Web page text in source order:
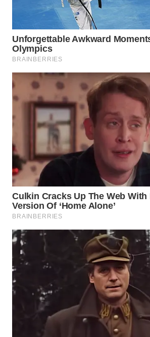
Seu encanto vem da combinação
rara, sabor marcante e ligação
Atlântica. A jabuticabeira mostra
pequena pode carregar identidade
geleia, licor, molho ou simples
colhido, a jabuticaba preserva o
nativa que não precisa parecer
extraordinária.